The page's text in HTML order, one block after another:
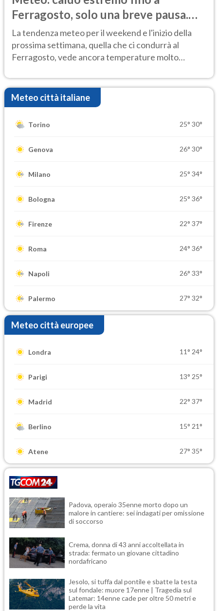
Ferragosto, solo una breve pausa.
Ecco dove
La tendenza meteo per il weekend e l'inizio della
prossima settimana, quella che ci condurrà al
Ferragosto, vede ancora temperature molto
Meteo città italiane
Torino 25° 30°
Genova 26° 30°
Milano 25° 34°
Bologna 25° 36°
Firenze 22° 37°
Roma 24° 36°
Napoli 26° 33°
Palermo 27° 32°
Meteo città europee
Londra 11° 24°
Parigi 13° 25°
Madrid 22° 37°
Berlino 15° 21°
Atene 27° 35°
Padova, operaio 35enne morto dopo un
malore in cantiere: sei indagati per omissione
di soccorso
Crema, donna di 43 anni accoltellata in
strada: fermato un giovane cittadino
nordafricano
Jesolo, si tuffa dal pontile e sbatte la testa
sul fondale: muore 17enne | Tragedia sul
Latemar: 14enne cade per oltre 50 metri e
perde la vita